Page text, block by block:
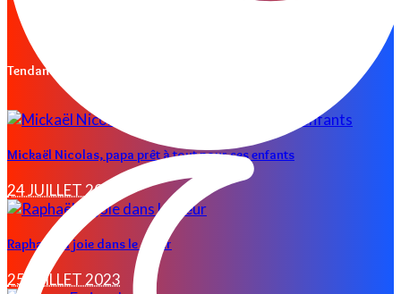
Tendances
Mickaël Nicolas, papa prêt à tout pour ses enfants
24 JUILLET 2023
Raphaël, la joie dans le cœur
25 JUILLET 2023